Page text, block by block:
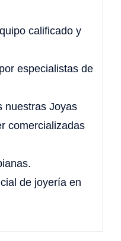
calificado y
especialistas de
nuestras Joyas
comercializadas
de joyería en